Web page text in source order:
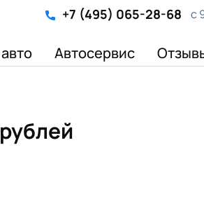
+7 (495) 065-28-68 с
Автосервис